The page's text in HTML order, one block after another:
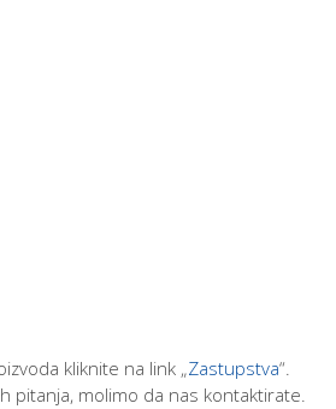
kliknite na link „Zastupstva“.
pitanja, molimo da nas kontaktirate.